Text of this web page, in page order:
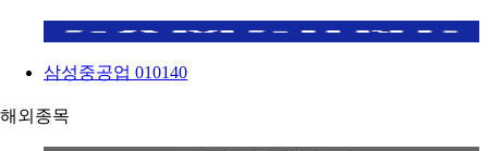
삼성중공업 010140
해외종목